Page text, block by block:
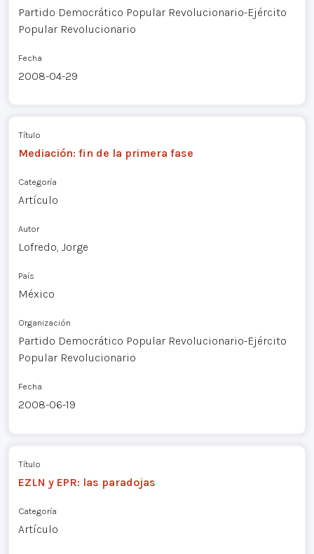
Partido Democrático Popular Revolucionario-Ejército
Popular Revolucionario
Fecha
2008-04-29
Título
Mediación: fin de la primera fase
Categoría
Artículo
Autor
Lofredo, Jorge
País
México
Organización
Partido Democrático Popular Revolucionario-Ejército
Popular Revolucionario
Fecha
2008-06-19
Título
EZLN y EPR: las paradojas
Categoría
Artículo